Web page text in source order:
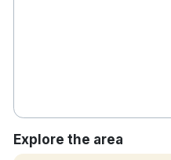
Explore the area